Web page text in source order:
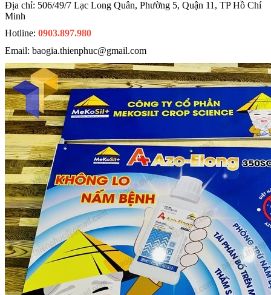
Địa chỉ: 506/49/7 Lạc Long Quân, Phường 5, Quận 11, TP Hồ Chí
Minh
Hotline: 0903.897.980
Email: baogia.thienphuc@gmail.com